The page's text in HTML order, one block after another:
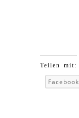
Teilen mit:
Facebook